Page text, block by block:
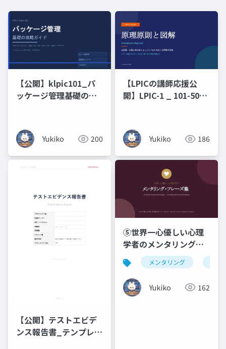
【公開】klpic101_パ
ッケージ管理基礎の攻
Yukiko 200
【LPICの講師応援公
開】LPIC-1 _ 101-500
ンジニアのための 7 日
間集中研修）コマンド
暗記ではなく、なぜそ
う動くのかを図で理解
Yukiko 186
【公開】テストエビデ
ンス報告書_テンプレー
⑤世界一心優しい心理
学者のメンタリング・
フレーズ集ビジネス編
× 恋人編 × 浄土真宗の
こころ _ Business ・
Romance ・ Words of
メンタリング
Yukiko 162